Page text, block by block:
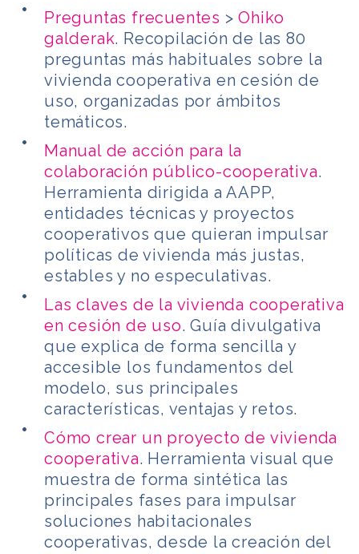
Preguntas frecuentes >Ohiko
galderak. Recopilación de las 80
preguntas más habituales sobre la
vivienda cooperativa en cesión de
uso, organizadas por ámbitos
temáticos.
Manual de acción para la
colaboración público-cooperativa.
Herramienta dirigida a AAPP,
entidades técnicas y proyectos
cooperativos que quieran impulsar
políticas de vivienda más justas,
estables y no especulativas.
Las claves de la vivienda cooperativa
en cesión de uso. Guía divulgativa
que explica de forma sencilla y
accesible los fundamentos del
modelo, sus principales
características, ventajas y retos.
Cómo crear un proyecto de vivienda
cooperativa. Herramienta visual que
muestra de forma sintética las
principales fases para impulsar
soluciones habitacionales
cooperativas, desde la creación del